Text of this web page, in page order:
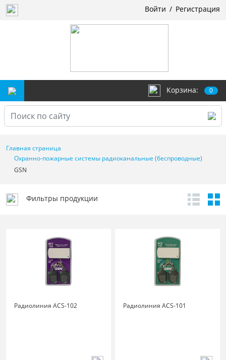
Войти / Регистрация
Корзина: 0
Главная страница
Охранно-пожарные системы радиоканальные (беспроводные)
GSN
Фильтры продукции
Радиолиния ACS-102 Радиолиния ACS-101